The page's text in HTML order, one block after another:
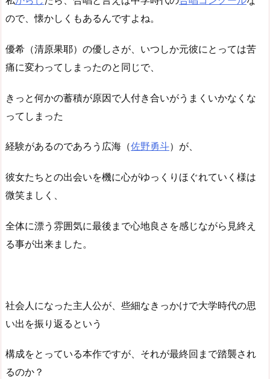
ので、懐かしくもあるんですよね。
優希（清原果耶）の優しさが、いつしか元彼にとっては苦
痛に変わってしまったのと同じで、
きっと何かの蓄積が原因で人付き合いがうまくいかなくな
ってしまった
経験があるのであろう広海（佐野勇斗）が、
彼女たちとの出会いを機に心がゆっくりほぐれていく様は
微笑ましく、
全体に漂う雰囲気に最後まで心地良さを感じながら見終え
る事が出来ました。
社会人になった主人公が、些細なきっかけで大学時代の思
い出を振り返るという
構成をとっている本作ですが、それが最終回まで踏襲され
るのか？